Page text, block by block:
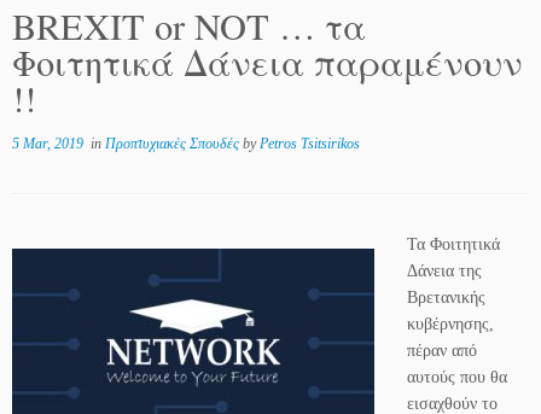
BREXIT or NOT … τα
Φοιτητικά Δάνεια παραμένουν
!!
5 Mar, 2019 in Προπτυχιακές Σπουδές byPetros Tsitsirikos
Τα Φοιτητικά
Δάνεια της
Βρετανικής
κυβέρνησης,
πέραν από
αυτούς που θα
εισαχθούν το